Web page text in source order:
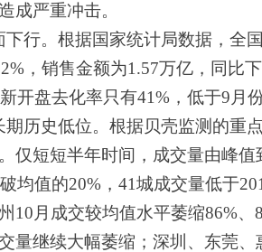
成严重冲击。
行。根据国家统计局数据，全
，销售金额为1.57万亿，同比
开盘去化率只有41%，低于9月
历史低位。根据贝壳监测的重
仅短短半年时间，成交量由峰值
均值的20%，41城成交量低于
10月成交较均值水平萎缩86%
量继续大幅萎缩；深圳、东莞